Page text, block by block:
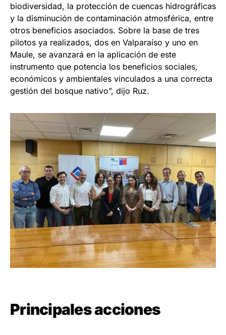
biodiversidad, la protección de cuencas hidrográficas
y la disminución de contaminación atmosférica, entre
otros beneficios asociados. Sobre la base de tres
pilotos ya realizados, dos en Valparaíso y uno en
Maule, se avanzará en la aplicación de este
instrumento que potencia los beneficios sociales,
económicos y ambientales vinculados a una correcta
gestión del bosque nativo”, dijo Ruz.
Principales acciones